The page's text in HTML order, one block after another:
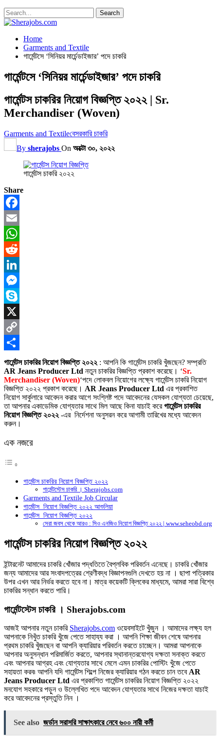
Home
Garments and Textile
গার্মেন্টসে ‘সিনিয়র মার্চেন্ডাইজার’ পদে চাকরি
গার্মেন্টসে ‘সিনিয়র মার্চেন্ডাইজার’ পদে চাকরি
গার্মেন্টস চাকরির নিয়োগ বিজ্ঞপ্তি ২০২২ | Sr.
Merchandiser (Woven)
Garments and Textileবেসরকারি চাকরি
By sherajobs On অক্টো ৩০, ২০২২
গার্মেন্টস চাকরি ২০২২
Share
Facebook
Email
WhatsApp
Reddit
LinkedIn
Messenger
Skype
X
Copy
Link
Share
গার্মেন্টস চাকরির নিয়োগ বিজ্ঞপ্তি ২০২২ : আপনি কি গার্মেন্টস চাকরি খুঁজছেন? সম্প্রতি
AR Jeans Producer Ltd নতুন চাকরির বিজ্ঞপ্তি প্রকাশ করেছে। ‘Sr.
Merchandiser (Woven)‘পদে লোকবল নিয়োগের লক্ষ্যে গার্মেন্টস চাকরি নিয়োগ
বিজ্ঞপ্তি ২০২২ প্রকাশ করেছে। AR Jeans Producer Ltd এর প্রকাশিত
নিয়োগ সার্কুলারে আবেদন করার আগে সংশ্লিষ্ট পদে আবেদনের যেসকল যোগ্যতা চেয়েছে,
তা আপনার একাডেমিক যোগ্যতার সাথে মিল আছে কিনা যাচাই করেগার্মেন্টস চাকরির
নিয়োগ বিজ্ঞপ্তি ২০২২ -এর নির্দেশনা অনুসরন করে আগামী তারিখের মধ্যে আবেদন
করুন।
এক নজরে
গার্মেন্টস চাকরির নিয়োগ বিজ্ঞপ্তি ২০২২
গার্মেন্টস্টেস চাকরি । Sherajobs.com
Garments and Textile Job Circular
গার্মেন্টস নিয়োগ বিজ্ঞপ্তি ২০২২ আশুলিয়া
গার্মেন্টস নিয়োগ বিজ্ঞপ্তি ২০২২
সেরা জবস থেকে আরও : সিও এনজিও নিয়োগ বিজ্ঞপ্তি ২০২২ | www.seheobd.org
গার্মেন্টস চাকরির নিয়োগ বিজ্ঞপ্তি ২০২২
ইন্টারনেট আমাদের চাকরি খোঁজার পদ্ধতিতে বৈপ্লবিক পরিবর্তন এনেছে। চাকরি খোঁজার
জন্য আমাদের আর সংবাদপত্রের শ্রেণীবদ্ধ বিজ্ঞাপনগুলি দেখতে হয় না । ছাপা পত্রিকার
উপর এখন আর নির্ভর করতে হবে না। মাত্র কয়েকটি ক্লিকের মাধ্যমে, আমরা সারা বিশ্বে
চাকরির সন্ধান করতে পারি।
গার্মেন্টস্টেস চাকরি । Sherajobs.com
আজই আপনার নতুন চাকরি Sherajobs.com ওয়েবসাইটে খুঁজুন । আমাদের লক্ষ্য হল
আপনাকে নিখুঁত চাকরি খুঁজে পেতে সাহায্য করা । আপনি শিক্ষা জীবন শেষে আপনার
প্রথম চাকরি খুঁজছেন বা আপনি ক্যারিয়ার পরিবর্তন করতে চাচ্ছেন। আমরা আপনাকে
আপনার অনুসন্ধান পরিমার্জিত করতে, আপনার স্থানান্তরযোগ্য দক্ষতা সনাক্ত করতে
এবং আপনার আগ্রহ এবং যোগ্যতার সাথে মেলে এমন চাকরির পোস্টিং খুঁজে পেতে
সহায়তা করব৷ আপনি যদি গার্মেন্টস শিল্পে নিজের ক্যারিয়ার গঠন করতে চান তবে AR
Jeans Producer Ltd এর প্রকাশিতগার্মেন্টস চাকরির নিয়োগ বিজ্ঞপ্তি ২০২২
মনযোগ সহকারে পড়ুন ও উল্লেখিত পদে আবেদন যোগ্যতার সাথে নিজের দক্ষতা যাচাই
করে আবেদনের প্রস্তুতি নিন ।
See also জর্ডান সরাসরি সাক্ষাৎকারে নেবে ৬০০ নারী কর্মী